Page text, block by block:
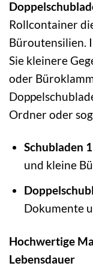
Rollcontainer
Büroutensilien.
Sie kleinere
oder
Ordner oder
Schubladen
und kleine
Dokumente
Hochwertige
Lebensdauer